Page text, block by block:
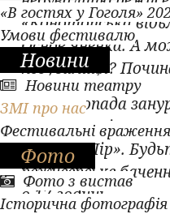
«В гостях у Гоголя»
Умови фестивалю
Новини
Новини театру
ЗМІ про нас
Фестивальні
Фото
Фото з вистав
Історична фотографія
«Конотопська
Основ’яненка. А
небувалиця?
23 листопада
пристрасті у
«Король Лір».
режисерське
о 17 годині.